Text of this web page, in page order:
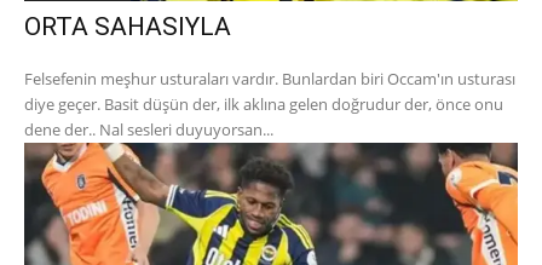
ORTA SAHASIYLA
Felsefenin meşhur usturaları vardır. Bunlardan biri Occam'ın usturası
diye geçer. Basit düşün der, ilk aklına gelen doğrudur der, önce onu
dene der.. Nal sesleri duyuyorsan...